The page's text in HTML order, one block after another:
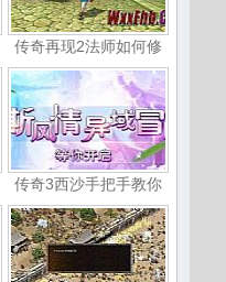
传奇再现2法师如何修
传奇3西沙手把手教你